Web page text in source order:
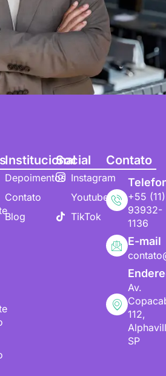
Institucional
Depoimentos
Contato
Blog
Social
Instagram
Youtube
TikTok
Contato
+55 (11)
93932-
1136
E-mail
Av.
112,
SP